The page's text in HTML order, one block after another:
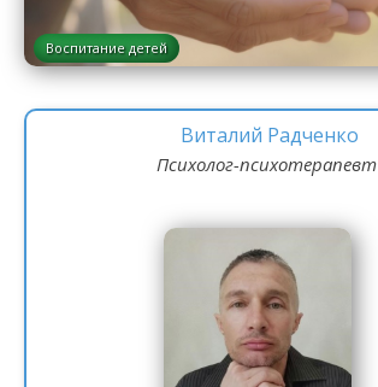
Воспитание детей
Виталий Радченко
Психолог-психотерапевт